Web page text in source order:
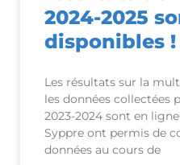
2024-2025
disponibles !
Les résultats sur la
les données collectées
2023-2024 sont en
Syppre ont permis de
données au cours de